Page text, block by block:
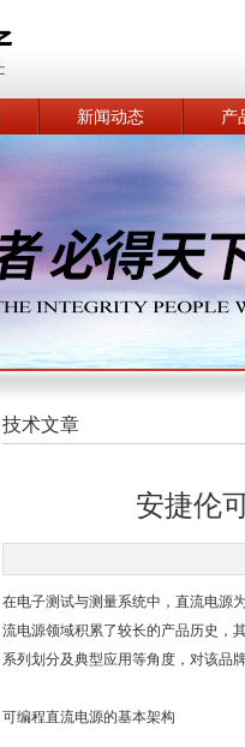
新闻动态 产
技术文章
安捷伦
在电子测试与测量系统中，直流电源
流电源领域积累了较长的产品历史，
系列划分及典型应用等角度，对该品
可编程直流电源的基本架构